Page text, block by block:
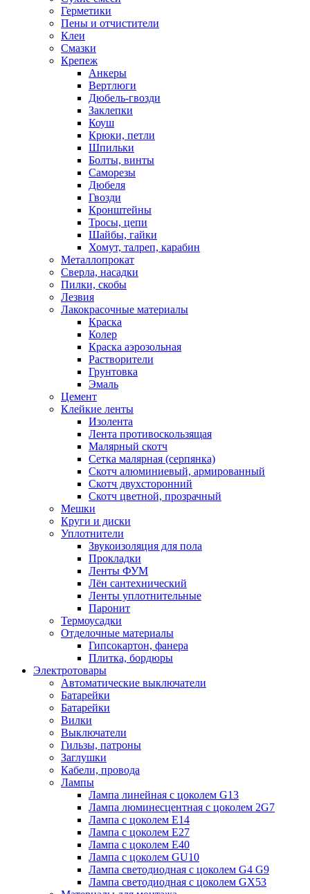
Герметики
Пены и отчистители
Клеи
Смазки
Крепеж
Анкеры
Вертлюги
Дюбель-гвозди
Заклепки
Коуш
Крюки, петли
Шпильки
Болты, винты
Саморезы
Дюбеля
Гвозди
Кронштейны
Тросы, цепи
Шайбы, гайки
Хомут, талреп, карабин
Металлопрокат
Сверла, насадки
Пилки, скобы
Лезвия
Лакокрасочные материалы
Краска
Колер
Краска аэрозольная
Растворители
Грунтовка
Эмаль
Цемент
Клейкие ленты
Изолента
Лента противоскользящая
Малярный скотч
Сетка малярная (серпянка)
Скотч алюминиевый, армированный
Скотч двухсторонний
Скотч цветной, прозрачный
Мешки
Круги и диски
Уплотнители
Звукоизоляция для пола
Прокладки
Ленты ФУМ
Лён сантехнический
Ленты уплотнительные
Паронит
Термоусадки
Отделочные материалы
Гипсокартон, фанера
Плитка, бордюры
Электротовары
Автоматические выключатели
Батарейки
Батарейки
Вилки
Выключатели
Гильзы, патроны
Заглушки
Кабели, провода
Лампы
Лампа линейная с цоколем G13
Лампа люминесцентная с цоколем 2G7
Лампа с цоколем E14
Лампа с цоколем E27
Лампа с цоколем E40
Лампа с цоколем GU10
Лампа светодиодная с цоколем G4 G9
Лампа светодиодная с цоколем GX53